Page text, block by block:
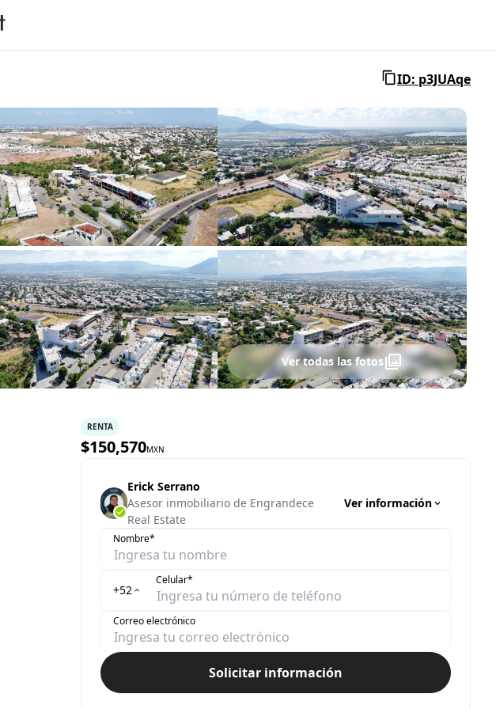
ID: p3JUAqe
Ver todas las fotos
RENTA
$150,570MXN
Erick Serrano
Asesor inmobiliario de Engrandece
Real Estate
Ver información
Nombre*
+52
Celular*
Correo electrónico
Solicitar información